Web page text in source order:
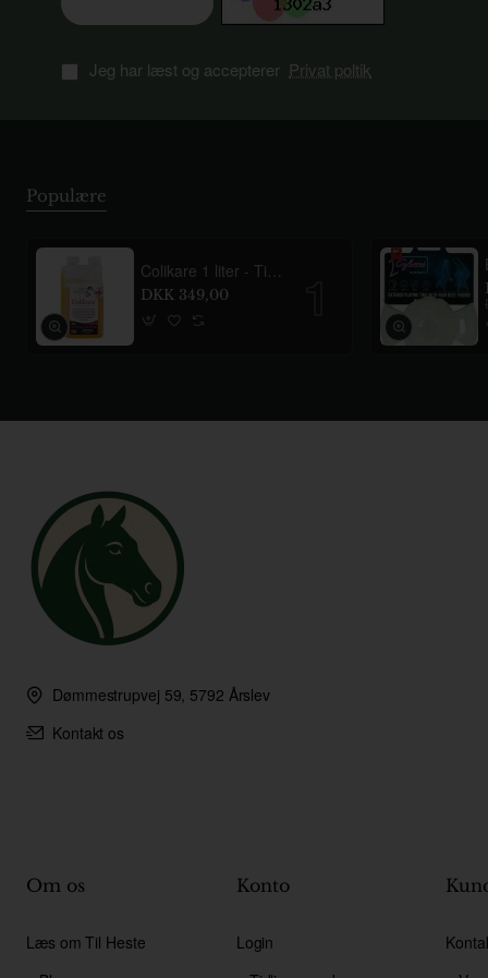
Jeg har læst og accepterer Privat poltik
Populære
DKK 349,00
Dømmestrupvej 59, 5792 Årslev
Kontakt os
Om os
Læs om Til Heste
Konto
Login